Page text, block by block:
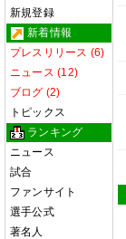
新規登録
新着情報
プレスリリース (6)
ニュース (12)
ブログ (2)
トピックス
ランキング
ニュース
試合
ファンサイト
選手公式
著名人